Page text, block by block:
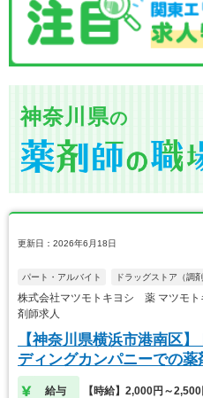
神奈川県の
更新日：2026年6月18日
パート・アルバイト ドラッグストア（調剤
株式会社マツモトキヨシ 薬 マツモト
剤師求人
【神奈川県横浜市港南区
ディングカンパニーでの薬
給与 【時給】2,000円～2,500